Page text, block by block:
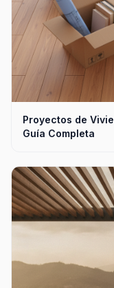
Proyectos de
Guía Completa